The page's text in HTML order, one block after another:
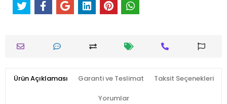
Ürün Açıklaması Garanti ve Teslimat Taksit Seçenekleri
Yorumlar